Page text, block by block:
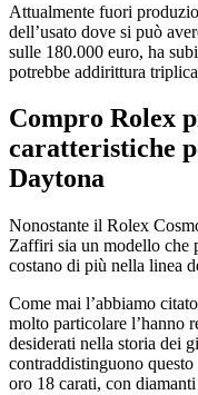
Attualmente fuori
dell’usato dove si può
sulle 180.000 euro, ha
potrebbe addirittura
Compro Rolex
caratteristiche
Daytona
Nonostante il Rolex
Zaffiri sia un modello che
costano di più nella linea
Come mai l’abbiamo
molto particolare l’hanno
desiderati nella storia dei
contraddistinguono
oro 18 carati, con